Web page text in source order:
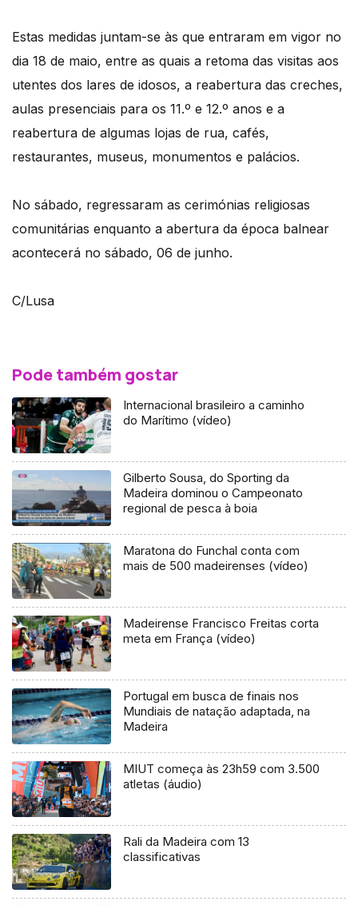
Estas medidas juntam-se às que entraram em vigor no
dia 18 de maio, entre as quais a retoma das visitas aos
utentes dos lares de idosos, a reabertura das creches,
aulas presenciais para os 11.º e 12.º anos e a
reabertura de algumas lojas de rua, cafés,
restaurantes, museus, monumentos e palácios.
No sábado, regressaram as cerimónias religiosas
comunitárias enquanto a abertura da época balnear
acontecerá no sábado, 06 de junho.
C/Lusa
Pode também gostar
Internacional brasileiro a caminho
do Marítimo (vídeo)
Gilberto Sousa, do Sporting da
Madeira dominou o Campeonato
regional de pesca à boia
Maratona do Funchal conta com
mais de 500 madeirenses (vídeo)
Madeirense Francisco Freitas corta
meta em França (vídeo)
Portugal em busca de finais nos
Mundiais de natação adaptada, na
Madeira
MIUT começa às 23h59 com 3.500
atletas (áudio)
Rali da Madeira com 13
classificativas